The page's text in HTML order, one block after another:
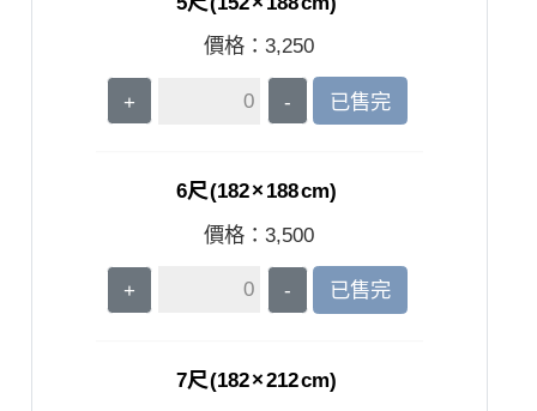
價格：3,250
+ - 已售完
6尺 (182 × 188 cm)
價格：3,500
+ - 已售完
7尺 (182 × 212 cm)